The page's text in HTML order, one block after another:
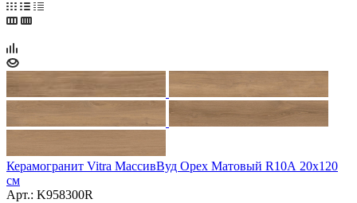
Керамогранит Vitra МассивВуд Орех Матовый R10А 20x120
см
Арт.: K958300R